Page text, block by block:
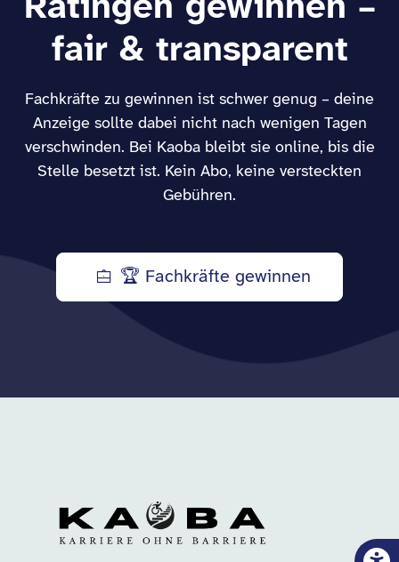
Ratingen gewinnen –
fair & transparent
Fachkräfte zu gewinnen ist schwer genug – deine
Anzeige sollte dabei nicht nach wenigen Tagen
verschwinden. Bei Kaoba bleibt sie online, bis die
Stelle besetzt ist. Kein Abo, keine versteckten
Gebühren.
🏆 Fachkräfte gewinnen